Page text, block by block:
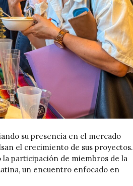
su presencia en el mercado
el crecimiento de sus proyectos.
la participación de miembros de la
un encuentro enfocado en